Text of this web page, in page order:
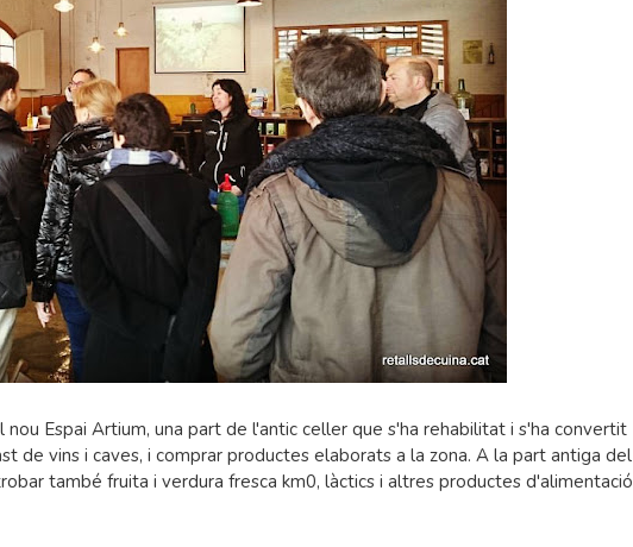
nou Espai Artium, una part de l'antic celler que s'ha rehabilitat i s'ha convertit
de vins i caves, i comprar productes elaborats a la zona. A la part antiga del
també fruita i verdura fresca km0, làctics i altres productes d'alimentació